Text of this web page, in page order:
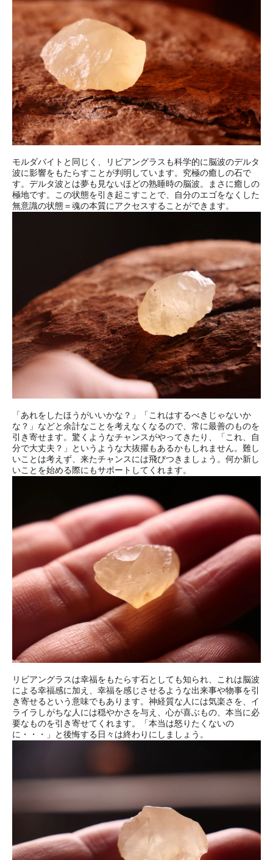
モルダバイトと同じく、リビアングラスも科学的に脳波のデルタ
波に影響をもたらすことが判明しています。究極の癒しの石で
す。デルタ波とは夢も見ないほどの熟睡時の脳波。まさに癒しの
極地です。この状態を引き起こすことで、自分のエゴをなくした
無意識の状態＝魂の本質にアクセスすることができます。
「あれをしたほうがいいかな？」「これはするべきじゃないか
な？」などと余計なことを考えなくなるので、常に最善のものを
引き寄せます。驚くようなチャンスがやってきたり、「これ、自
分で大丈夫？」というような大抜擢もあるかもしれません。難し
いことは考えず、来たチャンスには飛びつきましょう。何か新し
いことを始める際にもサポートしてくれます。
リビアングラスは幸福をもたらす石としても知られ、これは脳波
による幸福感に加え、幸福を感じさせるような出来事や物事を引
き寄せるという意味でもあります。神経質な人には気楽さを、イ
ライラしがちな人には穏やかさを与え、心が喜ぶもの、本当に必
要なものを引き寄せてくれます。「本当は怒りたくないの
に・・・」と後悔する日々は終わりにしましょう。